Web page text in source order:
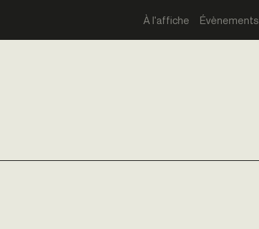
À l'affiche Évènements